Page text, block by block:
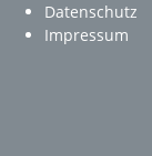
Datenschutz
Impressum